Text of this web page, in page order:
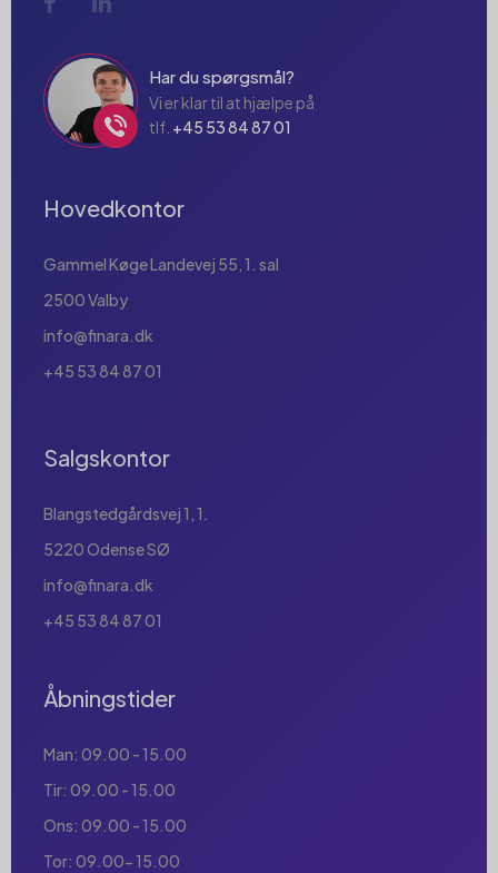
Har du spørgsmål?
Vi er klar til at hjælpe på
tlf. +45 53 84 87 01
Hovedkontor
Gammel Køge Landevej 55, 1. sal
2500 Valby
info@finara.dk
+45 53 84 87 01
Salgskontor
Blangstedgårdsvej 1, 1.
5220 Odense SØ
info@finara.dk
+45 53 84 87 01
Åbningstider
Man: 09.00 - 15.00
Tir: 09.00 - 15.00
Ons: 09.00 - 15.00
Tor: 09.00- 15.00